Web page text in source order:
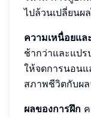
ไปล้วนเปลี่ยนผ
ความเหนื่อยแ
ช้ากว่าและแป
ให้จดการนอนแ
สภาพชีวิตกับผล
ผลของการฝึก